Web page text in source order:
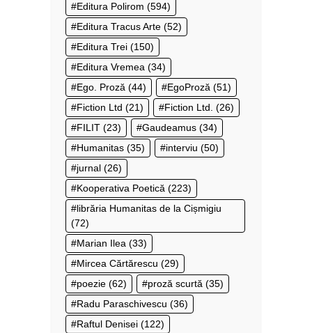
Editura Polirom (594)
Editura Tracus Arte (52)
Editura Trei (150)
Editura Vremea (34)
Ego. Proză (44) EgoProză (51)
Fiction Ltd (21) Fiction Ltd. (26)
FILIT (23) Gaudeamus (34)
Humanitas (35) interviu (50)
jurnal (26)
Kooperativa Poetică (223)
librăria Humanitas de la Cișmigiu
(72)
Marian Ilea (33)
Mircea Cărtărescu (29)
poezie (62) proză scurtă (35)
Radu Paraschivescu (36)
Raftul Denisei (122)